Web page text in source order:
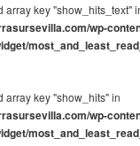
array key "show_hits_text"
wp-
array key "show_hits" in
wp-